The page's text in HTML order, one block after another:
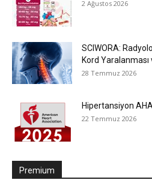
2 Ağustos 2026
SCIWORA:
Kord Yaralanması
28 Temmuz 2026
Hipertansiyon
22 Temmuz 2026
Premium